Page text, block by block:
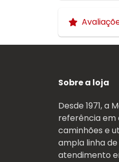
Sobre a loja
Desde 1971, a
referência em
caminhões e
ampla linha
atendimento